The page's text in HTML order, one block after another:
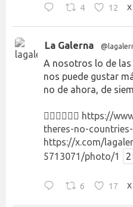
4 12 X
La Galerna
A nosotros lo de las
nos puede gustar
no de ahora, de
👉🏻👉🏻👉🏻 https://
theres-no-
https://x.com/
5713071/photo/1
2
6 17 X